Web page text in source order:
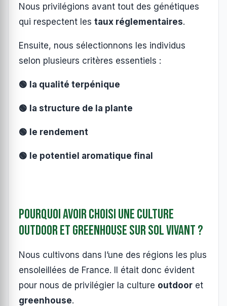
Nous privilégions avant tout des génétiques
qui respectent les taux réglementaires.
Ensuite, nous sélectionnons les individus
selon plusieurs critères essentiels :
🟢 la qualité terpénique
🟢 la structure de la plante
🟢 le rendement
🟢 le potentiel aromatique final
Pourquoi avoir choisi une culture
outdoor et greenhouse sur sol vivant ?
Nous cultivons dans l’une des régions les plus
ensoleillées de France. Il était donc évident
pour nous de privilégier la culture outdoor et
greenhouse.